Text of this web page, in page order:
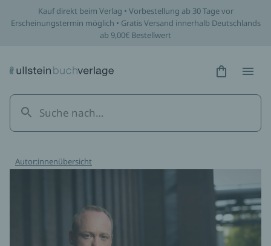
Kauf direkt beim Verlag • Vorbestellung ab 30 Tage vor
Erscheinungstermin möglich • Gratis Versand innerhalb Deutschlands
ab 9,00€ Bestellwert
Hidden
Autor:innenübersicht